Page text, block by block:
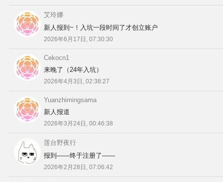
艾玲娜
新人报到~！入坑一段时间了才创立账户
2026年6月17日, 07:30:30
Cekocn1
来晚了（24年入坑）
2026年4月3日, 02:38:27
Yuanzhimingsama
新人报道
2026年3月24日, 00:46:38
莲台野夜行
报到——终于注册了——
2026年2月28日, 07:06:42
同人专辑分类
同人软件列表
同人角色列表
同人视频列表
其他形式同人
THB相关项目
THB策划